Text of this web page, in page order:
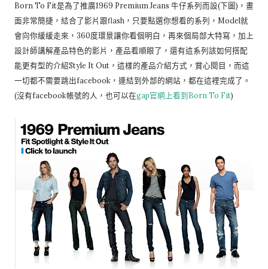
Born To Fit是為了推廣1969 Premium Jeans 牛仔系列而設(下圖)，畫
面非常簡捷，結合了影片跟flash，只要點選你想看的系列，Model就
會向你緩緩走來，360度環景讓你看個明白，再來個局部大特寫，加上
設計師講解產品特色的影片，產品看順眼了，還有這系列該如何搭配
能更有型的介紹Style It Out，這樣的產品介紹方式，賞心閱目，而這
一切都不需要跳出facebook，連結到外部的網站，都在這裡完成了。
(沒有facebook帳號的人，也可以在gap官網上看到Born To Fit)